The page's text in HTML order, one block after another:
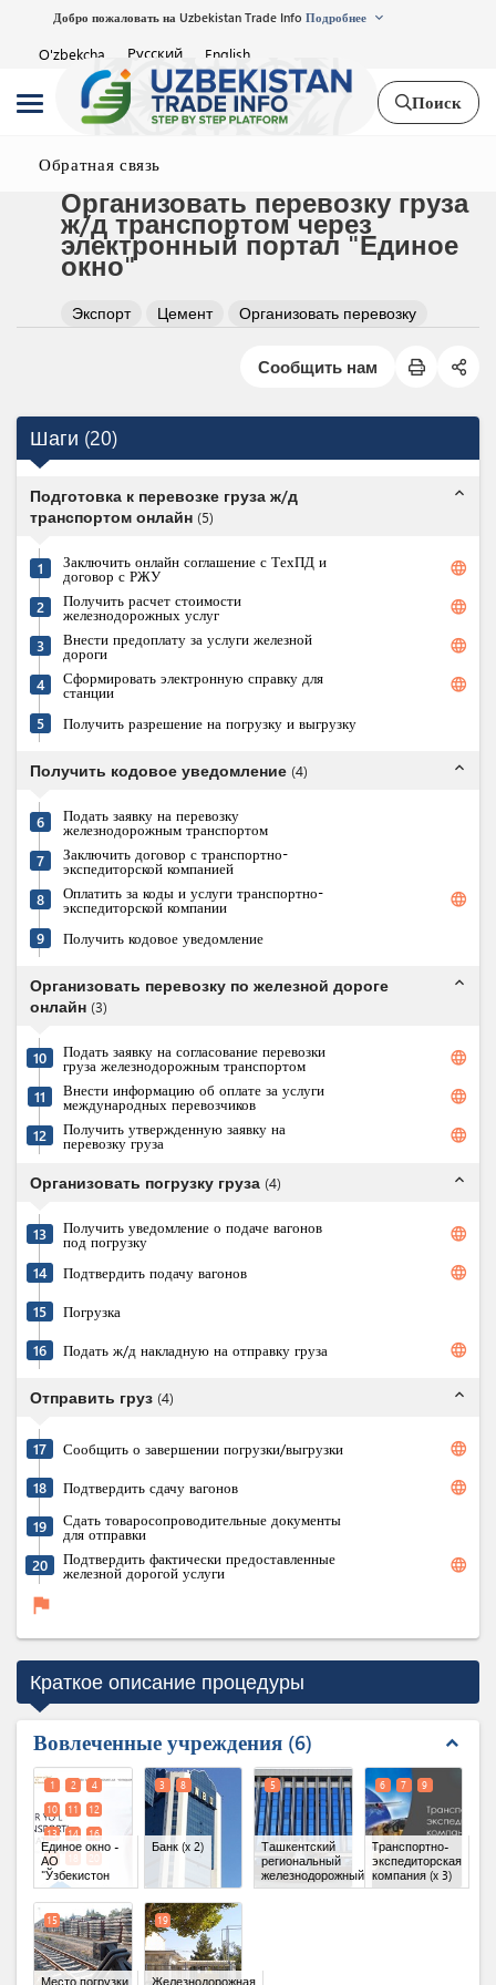
Добро пожаловать на Uzbekistan Trade Info Подробнее
O'zbekcha Русский English
Поиск
Обратная связь
Организовать перевозку груза
ж/д транспортом через
электронный портал "Единое
окно"
Экспорт Цемент Организовать перевозку
Сообщить нам
Шаги (20)
Подготовка к перевозке груза ж/д
транспортом онлайн (5)
expand_less
1 Заключить онлайн соглашение с ТехПД и
договор с РЖУ language
2 Получить расчет стоимости
железнодорожных услуг language
3 Внести предоплату за услуги железной
дороги language
4 Сформировать электронную справку для
станции language
5 Получить разрешение на погрузку и выгрузку
Получить кодовое уведомление (4) expand_less
6 Подать заявку на перевозку
железнодорожным транспортом
7
Заключить договор с транспортно-
экспедиторской компанией
8
Оплатить за коды и услуги транспортно-
экспедиторской компании language
9 Получить кодовое уведомление
Организовать перевозку по железной дороге
онлайн (3)
expand_less
10 Подать заявку на согласование перевозки
груза железнодорожным транспортом language
11 Внести информацию об оплате за услуги
международных перевозчиков language
12 Получить утвержденную заявку на
перевозку груза language
Организовать погрузку груза (4) expand_less
13 Получить уведомление о подаче вагонов
под погрузку language
14 Подтвердить подачу вагонов language
15 Погрузка
16 Подать ж/д накладную на отправку груза language
Отправить груз (4) expand_less
17 Сообщить о завершении погрузки/выгрузки language
18 Подтвердить сдачу вагонов language
19 Сдать товаросопроводительные документы
для отправки
20
Подтвердить фактически предоставленные
железной дорогой услуги language
flag
Краткое описание процедуры
Вовлеченные учреждения 6 expand_less
Единое окно -
АО
"Ўзбекистон
темир
йўллари"(x 12)
1 2
4
10
11
12
13
14
16
17
18 20
Банк(x 2)
3 8
Ташкентский
региональный
железнодорожный
узел
5
Tранспортно-
экспедиторская
компания(x 3)
6 7 9
Место погрузки
15
Железнодорожная
19